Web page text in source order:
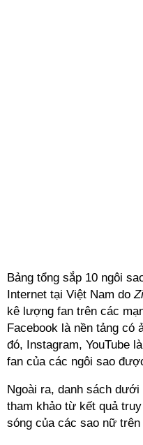
Bảng tổng sắp 10 ngôi
Internet tại Việt Nam do
kê lượng fan trên các
Facebook là nền tảng có
đó, Instagram, YouTube
fan của các ngôi sao
Ngoài ra, danh sách
tham khảo từ kết quả
sóng của các sao nữ